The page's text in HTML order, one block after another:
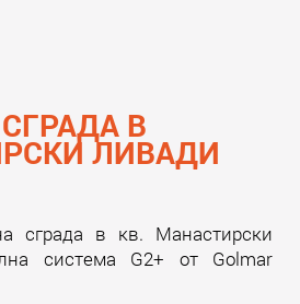
В
ЛИВАДИ
сграда в кв. Манастирски
система G2+ от Golmar